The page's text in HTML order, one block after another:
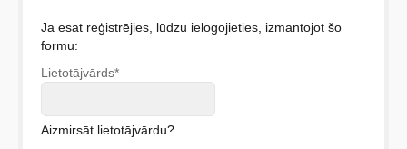
Ja esat reģistrējies, lūdzu ielogojieties, izmantojot šo
formu:
Lietotājvārds*
Aizmirsāt lietotājvārdu?